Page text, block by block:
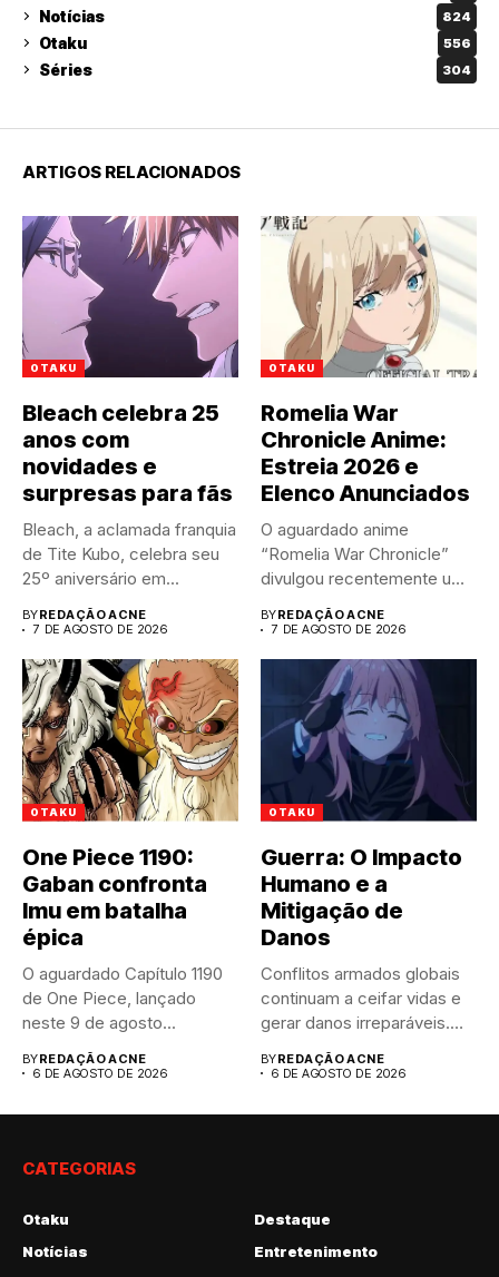
Notícias 824
Otaku 556
Séries 304
ARTIGOS RELACIONADOS
OTAKU
Bleach celebra 25
anos com
novidades e
surpresas para fãs
Bleach, a aclamada franquia
de Tite Kubo, celebra seu
25º aniversário em...
BYREDAÇÃO ACNE
7 DE AGOSTO DE 2026
OTAKU
Romelia War
Chronicle Anime:
Estreia 2026 e
Elenco Anunciados
O aguardado anime
“Romelia War Chronicle”
divulgou recentemente um
trailer impactante,
revelando...
BYREDAÇÃO ACNE
7 DE AGOSTO DE 2026
OTAKU
One Piece 1190:
Gaban confronta
Imu em batalha
épica
O aguardado Capítulo 1190
de One Piece, lançado
neste 9 de agosto...
BYREDAÇÃO ACNE
6 DE AGOSTO DE 2026
OTAKU
Guerra: O Impacto
Humano e a
Mitigação de
Danos
Conflitos armados globais
continuam a ceifar vidas e
gerar danos irreparáveis.
BYREDAÇÃO ACNE
6 DE AGOSTO DE 2026
CATEGORIAS
Otaku
Destaque
Notícias
Entretenimento